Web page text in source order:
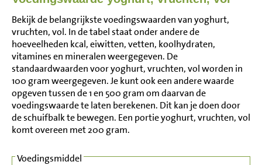
Bekijk de belangrijkste voedingswaarden van yoghurt,
vruchten, vol. In de tabel staat onder andere de
hoeveelheden kcal, eiwitten, vetten, koolhydraten,
vitamines en mineralen weergegeven. De
standaardwaarden voor yoghurt, vruchten, vol worden in
100 gram weergegeven. Je kunt ook een andere waarde
opgeven tussen de 1 en 500 gram om daarvan de
voedingswaarde te laten berekenen. Dit kan je doen door
de schuifbalk te bewegen. Een portie yoghurt, vruchten, vol
komt overeen met 200 gram.
Voedingsmiddel